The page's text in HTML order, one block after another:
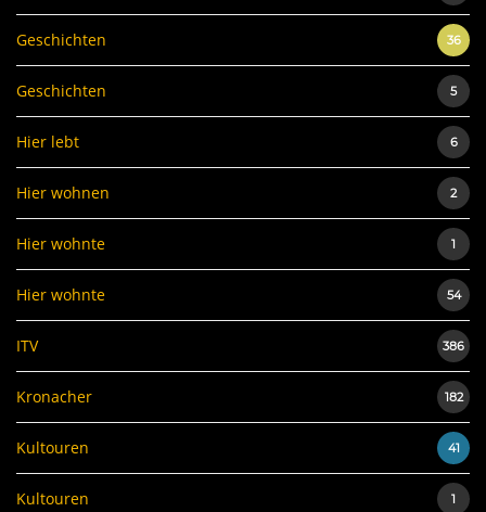
Geschichten 36
Geschichten 5
Hier lebt 6
Hier wohnen 2
Hier wohnte 1
Hier wohnte 54
ITV 386
Kronacher 182
Kultouren 41
Kultouren 1